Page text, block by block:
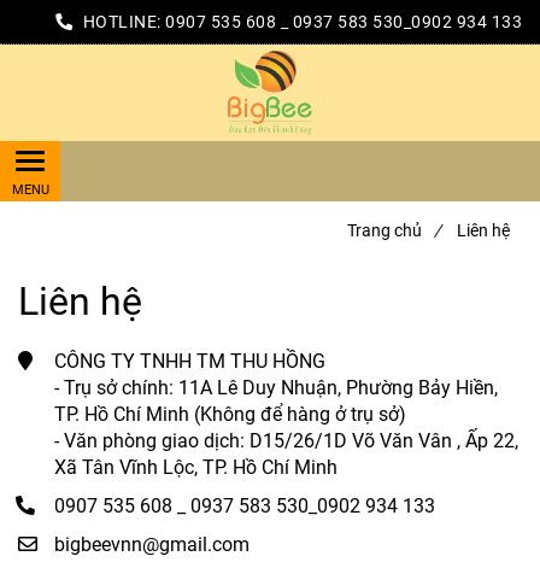
HOTLINE: 0907 535 608 _ 0937 583 530_0902 934 133
Trang chủ / Liên hệ
Liên hệ
CÔNG TY TNHH TM THU HỒNG
- Trụ sở chính: 11A Lê Duy Nhuận, Phường Bảy Hiền,
TP. Hồ Chí Minh (Không để hàng ở trụ sở)
- Văn phòng giao dịch: D15/26/1D Võ Văn Vân , Ấp 22,
Xã Tân Vĩnh Lộc, TP. Hồ Chí Minh
0907 535 608 _ 0937 583 530_0902 934 133
bigbeevnn@gmail.com